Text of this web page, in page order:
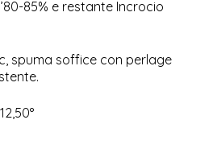
85% e restante Incrocio
spuma soffice con perlage